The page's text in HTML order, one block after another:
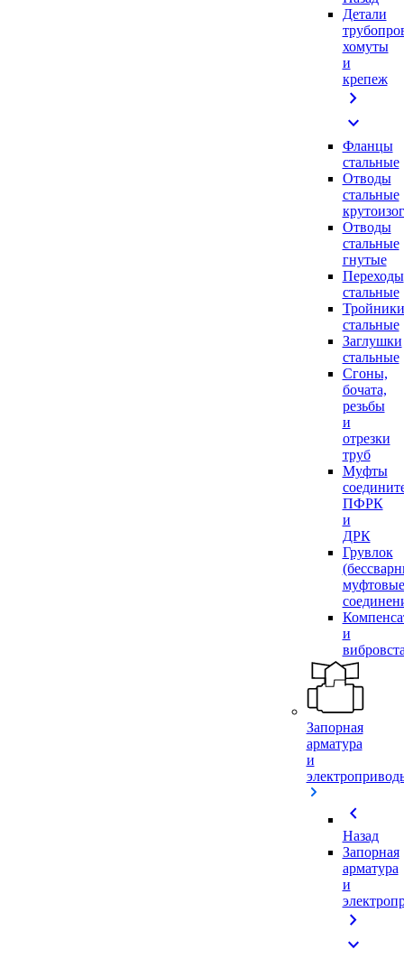
Детали
хомуты
и
крепеж
chevron_right
expand_more
Фланцы
стальные
Отводы
стальные
Отводы
стальные
гнутые
Переходы
стальные
Тройники
стальные
Заглушки
стальные
Сгоны,
бочата,
резьбы
и
отрезки
труб
Муфты
ПФРК
и
ДРК
Грувлок
муфтовые
и
Запорная
арматура
и
chevron_left
Назад
Запорная
арматура
и
chevron_right
expand_more